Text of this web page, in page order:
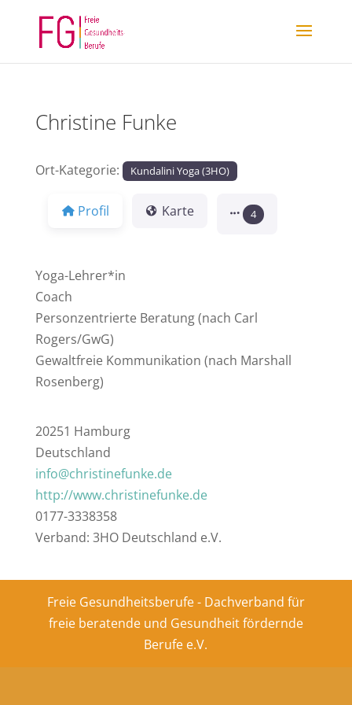
Christine Funke
Ort-Kategorie: Kundalini Yoga (3HO)
Profil Karte 4
Yoga-Lehrer*in
Coach
Personzentrierte Beratung (nach Carl
Rogers/GwG)
Gewaltfreie Kommunikation (nach Marshall
Rosenberg)
20251 Hamburg
Deutschland
info@christinefunke.de
http://www.christinefunke.de
0177-3338358
Verband: 3HO Deutschland e.V.
Freie Gesundheitsberufe - Dachverband für
freie beratende und Gesundheit fördernde
Berufe e.V.